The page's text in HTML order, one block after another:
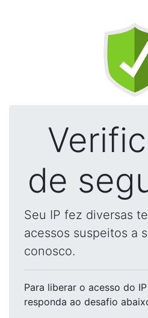
de
Seu IP fez diversas
acessos suspeitos a
conosco.
Para liberar o acesso do IP
responda ao desafio